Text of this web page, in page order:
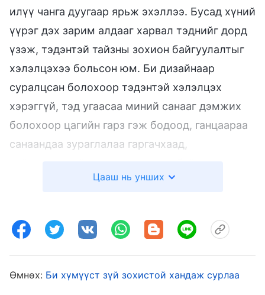
илүү чанга дуугаар ярьж эхэллээ. Бусад хүний
үүрэг дэх зарим алдааг харвал тэднийг дорд
үзэж, тэдэнтэй тайзны зохион байгуулалтыг
хэлэлцэхээ больсон юм. Би дизайнаар
суралцсан болохоор тэдэнтэй хэлэлцэх
хэрэггүй, тэд угаасаа миний санааг дэмжих
болохоор цагийн гарз гэж бодоод, ганцаараа
санаандаа зураглалаа гаргачхаад,
тоохоо больсон. Нэг удаа рестораны тайз
засаж байтал “Урд хаалга хангалттай өндөр
биш болохоор онцгүй харагдаж байна” гэж
Цааш нь унших
Өмнөх: Би хүмүүст зүй зохистой хандаж сурлаа